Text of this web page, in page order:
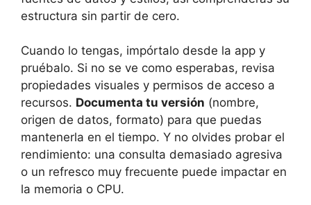
estructura sin partir de cero.
Cuando lo tengas, impórtalo desde la app y
pruébalo. Si no se ve como esperabas, revisa
propiedades visuales y permisos de acceso a
recursos. Documenta tu versión (nombre,
origen de datos, formato) para que puedas
mantenerla en el tiempo. Y no olvides probar el
rendimiento: una consulta demasiado agresiva
o un refresco muy frecuente puede impactar en
la memoria o CPU.